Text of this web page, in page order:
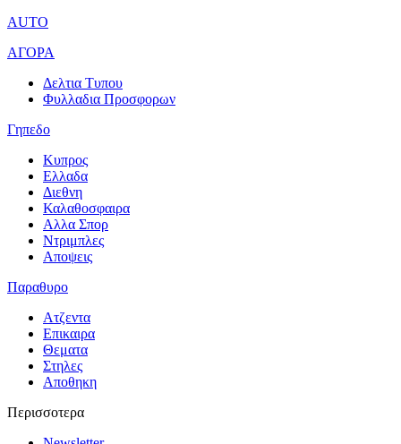
AUTO
ΑΓΟΡΑ
Δελτια Τυπου
Φυλλαδια Προσφορων
Γηπεδο
Κυπρος
Ελλαδα
Διεθνη
Καλαθοσφαιρα
Αλλα Σπορ
Ντριμπλες
Αποψεις
Παραθυρο
Ατζεντα
Επικαιρα
Θεματα
Στηλες
Αποθηκη
Περισσοτερα